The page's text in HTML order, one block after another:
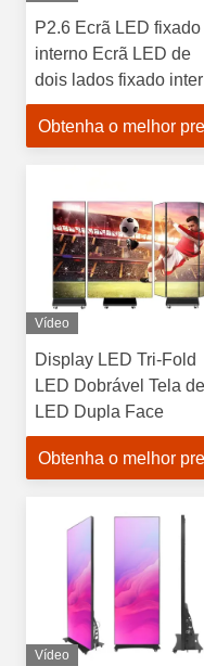
P2.6 Ecrã LED fixado
interno Ecrã LED de
dois lados fixado
Ecrã LED de dois
Obtenha o melhor
Vídeo
Display LED Tri-Fold
LED Dobrável Tela de
LED Dupla Face
Obtenha o melhor
Vídeo